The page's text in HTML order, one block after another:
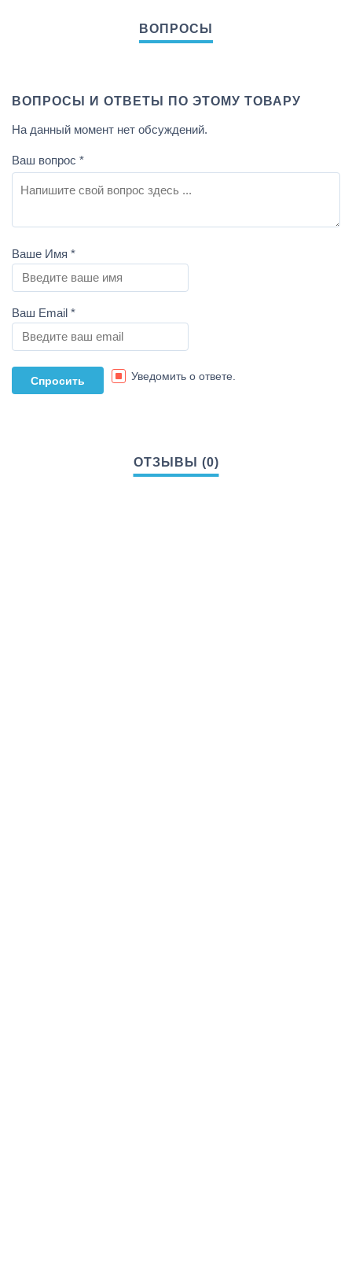
ВОПРОСЫ И ОТВЕТЫ ПО ЭТОМУ ТОВАРУ
На данный момент нет обсуждений.
Ваш вопрос *
Ваше Имя *
Ваш Email *
Уведомить о ответе.